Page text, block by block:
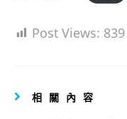
Post Views: 839
相關內容